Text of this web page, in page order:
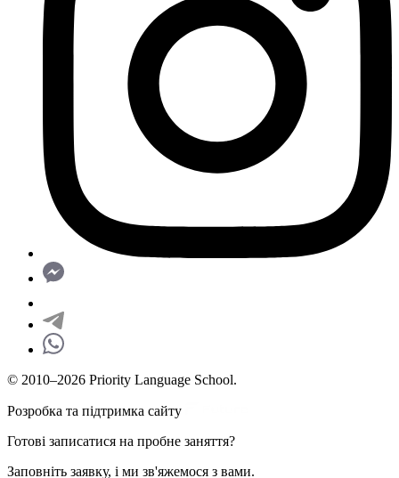
© 2010–2026 Priority Language School.
Розробка та підтримка сайту
Готові записатися на пробне заняття?
Заповніть заявку, і ми зв'яжемося з вами.